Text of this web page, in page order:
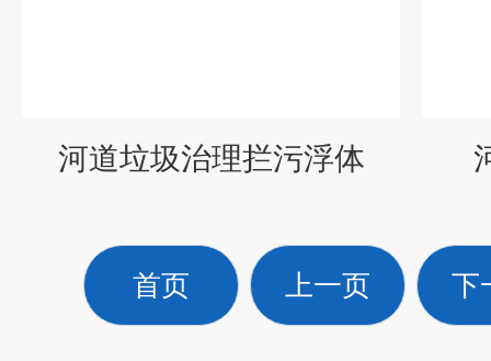
河道垃圾治理拦污浮体
首页 上一页 下